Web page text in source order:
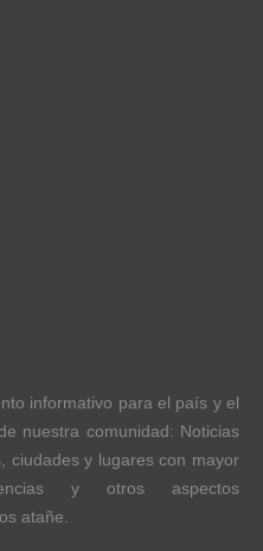
informativo para el país y el
nuestra comunidad: Noticias
ciudades y lugares con mayor
y otros aspectos
atañe.